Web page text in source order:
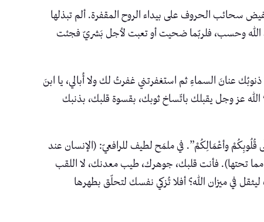
سحائب الحروف على بيداء الروح المقفرة. ألم تبذلها
الله وحسب، فلربّما ضحيت أو تعبت لأجل بَشريّ فجئت
عنانَ السماءِ ثم استغفرتني غفرتُ لك ولا أُبالي، يا ابنَ
الله عز وجل يقبلك باتّساخ ثوبك، بقسوة قلبك، بذنبك
قُلُوبِكُمْ وأعْمَالِكُمْ”. في ملمَح لطيف للرافعيّ: (الإنسان عند
مما تحتها). فأنت قلبك، جوهرك، طيب معدنك، لا اللقب
في ميزان الله؟ أفلا تُزكي نفسك لتحلّق بطهرها